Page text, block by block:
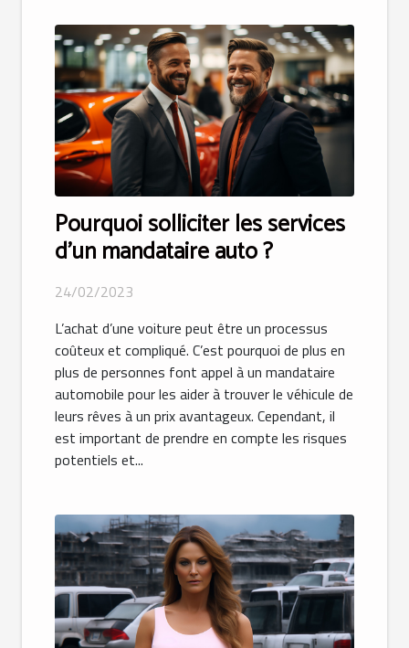
Pourquoi solliciter les services
d’un mandataire auto ?
24/02/2023
L’achat d’une voiture peut être un processus
coûteux et compliqué. C’est pourquoi de plus en
plus de personnes font appel à un mandataire
automobile pour les aider à trouver le véhicule de
leurs rêves à un prix avantageux. Cependant, il
est important de prendre en compte les risques
potentiels et...